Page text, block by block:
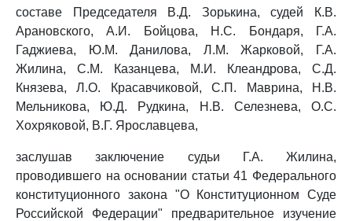
составе Председателя В.Д. Зорькина, судей К.В.
Арановского, А.И. Бойцова, Н.С. Бондаря, Г.А.
Гаджиева, Ю.М. Данилова, Л.М. Жарковой, Г.А.
Жилина, С.М. Казанцева, М.И. Клеандрова, С.Д.
Князева, Л.О. Красавчиковой, С.П. Маврина, Н.В.
Мельникова, Ю.Д. Рудкина, Н.В. Селезнева, О.С.
Хохряковой, В.Г. Ярославцева,
заслушав заключение судьи Г.А. Жилина,
проводившего на основании статьи 41 Федерального
конституционного закона "О Конституционном Суде
Российской Федерации" предварительное изучение